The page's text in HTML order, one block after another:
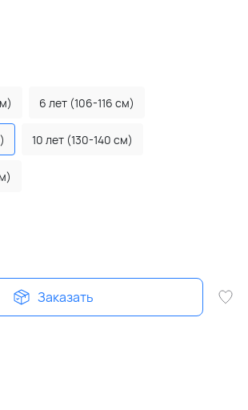
6 лет (106-116 см)
10 лет (130-140 см)
Заказать